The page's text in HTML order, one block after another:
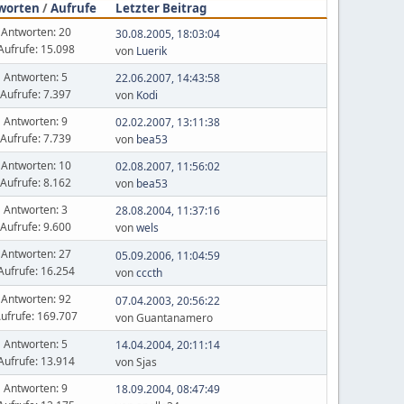
/Aufrufe
Letzter Beitrag
Antworten: 20
15.098
30.08.2005, 18:03:04
von Luerik
Antworten: 5
Aufrufe: 7.397
22.06.2007, 14:43:58
von Kodi
Antworten: 9
Aufrufe: 7.739
02.02.2007, 13:11:38
von bea53
Antworten: 10
Aufrufe: 8.162
02.08.2007, 11:56:02
von bea53
Antworten: 3
Aufrufe: 9.600
28.08.2004, 11:37:16
vonwels
Antworten: 27
16.254
05.09.2006, 11:04:59
voncccth
Antworten: 92
169.707
07.04.2003, 20:56:22
von Guantanamero
Antworten: 5
13.914
14.04.2004, 20:11:14
von Sjas
Antworten: 9
18.09.2004, 08:47:49